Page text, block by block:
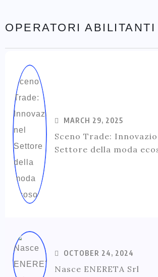
OPERATORI ABILITANTI
MARCH 29, 2025
Sceno Trade:
Settore della moda
OCTOBER 24, 2024
Nasce ENERETA Srl